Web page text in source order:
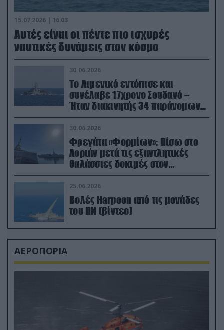
15.07.2026 | 16:03
Aυτές είναι οι πέντε πιο ισχυρές
ναυτικές δυνάμεις στον κόσμο
30.06.2026
Το Λιμενικό εντόπισε και
συνέλαβε 17χρονο Σουδανό –
Ήταν διακινητής 34 παράνομων
μεταναστών
30.06.2026
Φρεγάτα «Φορμίων»: Πίσω στο
Λοριάν μετά τις εξαντλητικές
θαλάσσιες δοκιμές στον
απαιτητικό Βισκαϊκό
25.06.2026
Βολές Harpoon από τις μονάδες
του ΠΝ (βίντεο)
ΑΕΡΟΠΟΡΙΑ